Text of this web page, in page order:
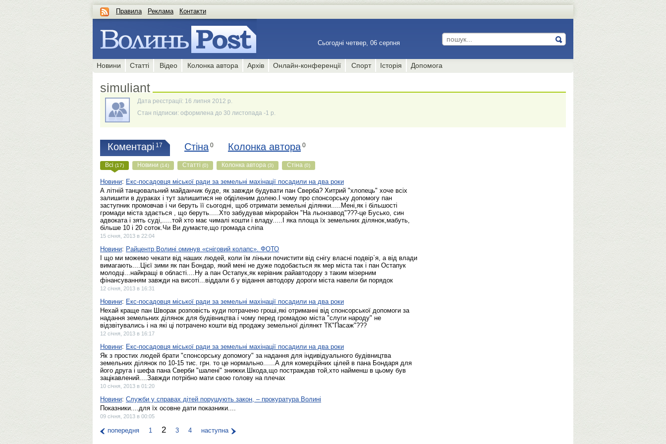
Правила Реклама Контакти
Сьогодні четвер, 06 серпня
Новини Статті Відео Колонка автора Архів Онлайн-конференції Спорт Історія Допомога
simuliant
Дата реєстрації: 16 липня 2012 р.
Стан підписки: оформлена до 30 листопада -1 р.
Коментарі 17 Стіна 0 Колонка автора 0
Всі (17) Новини (14) Статті (0) Колонка автора (3) Стіна (0)
Новини: Екс-посадовця міської ради за земельні махінації посадили на два роки
А літній танцювальний майданчик буде, як завжди будувати пан Сверба? Хитрий "хлопець" хоче всіх
залишити в дураках і тут залишитися не обділеним долею.І чому про спонсорську допомогу пан
заступник промовчав і чи беруть її сьогодні, щоб отримати земельні ділянки.....Мені,як і більшості
громади міста здається , що беруть.....Хто забудував мікрорайон "На льонзавод"???-це Бусько, син
адвоката і зять суді,.....той хто має чималі кошти і владу.....І яка площа їх земельних ділянок,мабуть,
більше 10 і 20 соток.Чи Ви думаєте,що громада сліпа
15 січня, 2013 в 22:04
Новини: Райцентр Волині оминув «сніговий колапс». ФОТО
І що ми можемо чекати від наших людей, коли їм ліньки почистити від снігу власні подвір`я, а від влади
вимагають....Цієї зими як пан Бондар, який мені не дуже подобається як мер міста так і пан Остапук
молодці...найкращі в області....Ну а пан Остапук,як керівник райавтодору з таким мізерним
фінансуванням завжди на висоті...віддали б у відання автодору дороги міста навели би порядок
12 січня, 2013 в 16:31
Новини: Екс-посадовця міської ради за земельні махінації посадили на два роки
Нехай краще пан Шворак розповість куди потрачено гроші,які отриманні від спонсорської допомоги за
надання земельних ділянок для будівництва і чому перед громадою міста "слуги народу" не
відзвітувались і на які ці потрачено кошти від продажу земельної ділянкт ТК"Пасаж"???
12 січня, 2013 в 16:17
Новини: Екс-посадовця міської ради за земельні махінації посадили на два роки
Як з простих людей брати "спонсорську допомогу" за надання для індивідуального будівництва
земельних ділянок по 10-15 тис. грн. то це нормально......А для комерційних цілей в пана Бондаря для
його друга і шефа пана Сверби "шалені" знижки.Шкода,що постраждав той,хто найменш в цьому був
зацікавлений....Завжди потрібно мати свою голову на плечах
10 січня, 2013 в 01:20
Новини: Служби у справах дітей порушують закон, – прокуратура Волині
Показники....для їх осовне дати показники....
09 січня, 2013 в 00:05
попередня 1 2 3 4 наступна